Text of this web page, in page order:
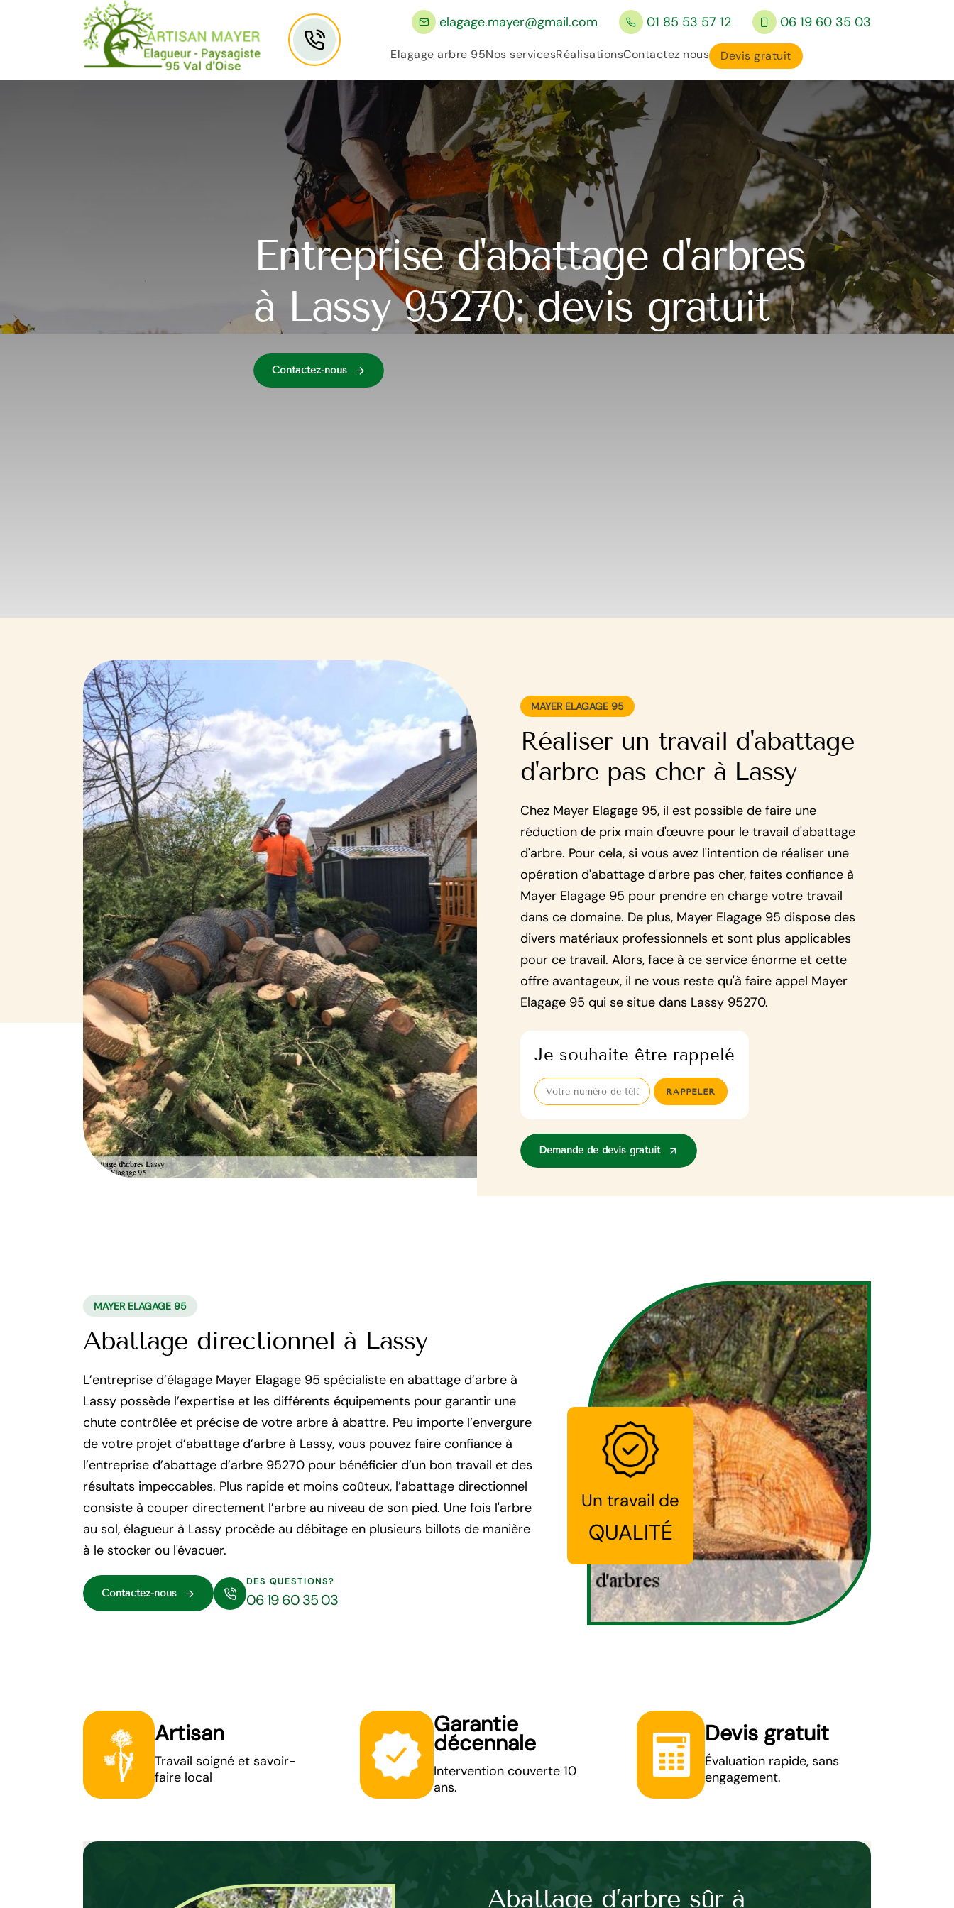
elagage.mayer@gmail.com 01 85 53 57 12 06 19 60 35 03
Elagage arbre 95Nos servicesRéalisationsContactez nous Devis gratuit
Entreprise d'abattage d'arbres
à Lassy 95270: devis gratuit
Contactez-nous
MAYER ELAGAGE 95
Réaliser un travail d'abattage
d'arbre pas cher à Lassy
Chez Mayer Elagage 95, il est possible de faire une
réduction de prix main d'œuvre pour le travail d'abattage
d'arbre. Pour cela, si vous avez l'intention de réaliser une
opération d'abattage d'arbre pas cher, faites confiance à
Mayer Elagage 95 pour prendre en charge votre travail
dans ce domaine. De plus, Mayer Elagage 95 dispose des
divers matériaux professionnels et sont plus applicables
pour ce travail. Alors, face à ce service énorme et cette
offre avantageux, il ne vous reste qu'à faire appel Mayer
Elagage 95 qui se situe dans Lassy 95270.
Je souhaite être rappelé
Demande de devis gratuit
MAYER ELAGAGE 95
Abattage directionnel à Lassy
L’entreprise d’élagage Mayer Elagage 95 spécialiste en abattage d’arbre à
Lassy possède l’expertise et les différents équipements pour garantir une
chute contrôlée et précise de votre arbre à abattre. Peu importe l’envergure
de votre projet d’abattage d’arbre à Lassy, vous pouvez faire confiance à
l’entreprise d’abattage d’arbre 95270 pour bénéficier d’un bon travail et des
résultats impeccables. Plus rapide et moins coûteux, l’abattage directionnel
consiste à couper directement l’arbre au niveau de son pied. Une fois l'arbre
au sol, élagueur à Lassy procède au débitage en plusieurs billots de manière
à le stocker ou l'évacuer.
Contactez-nous
DES QUESTIONS?
06 19 60 35 03
Un travail de
QUALITÉ
Artisan
Travail soigné et savoir-
faire local
Garantie
décennale
Intervention couverte 10
ans.
Devis gratuit
Évaluation rapide, sans
engagement.
Abattage d’arbre en
Abattage d’arbre sûr à